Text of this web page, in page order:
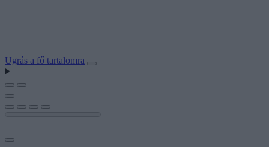
Ugrás a fő tartalomra